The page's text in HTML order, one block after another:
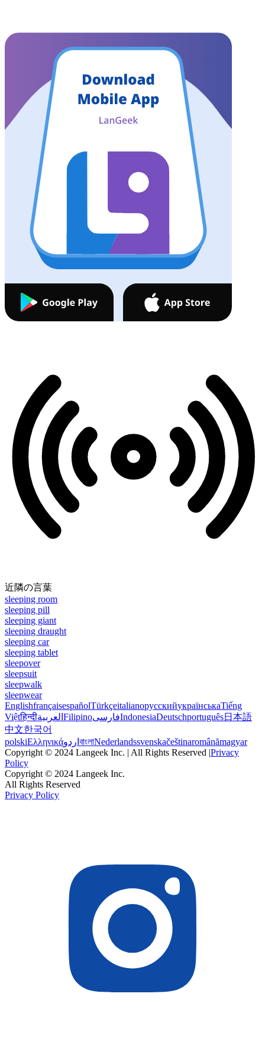
近隣の言葉
sleeping room
sleeping pill
sleeping giant
sleeping draught
sleeping car
sleeping tablet
sleepover
sleepsuit
sleepwalk
sleepwear
EnglishfrançaisespañolTürkçeitalianoрусскийукраїнськаTiếng
Việtहिन्दीالعربية FilipinoفارسیIndonesiaDeutschportuguês日本語
中文한국어
polskiΕλληνικάاردو বাংলাNederlandssvenskačeštinaromânămagyar
Copyright © 2024 Langeek Inc. | All Rights Reserved |Privacy
Policy
Copyright © 2024 Langeek Inc.
All Rights Reserved
Privacy Policy